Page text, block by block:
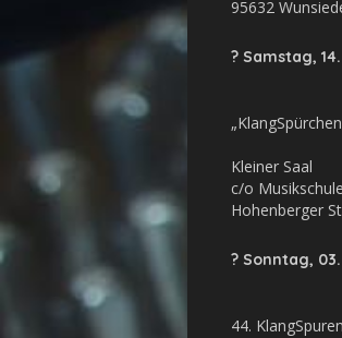
95632
? Samstag,
Kleiner Saal
c/o
Hohenberger
? Sonntag, 03.
44.